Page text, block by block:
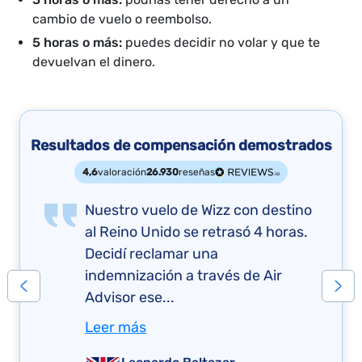
cambio de vuelo o reembolso.
5 horas o más: puedes decidir no volar y que te
devuelvan el dinero.
Resultados de compensación demostrados
4,6valoración26.930reseñas
Nuestro vuelo de Wizz con destino
al Reino Unido se retrasó 4 horas.
Decidí reclamar una
indemnización a través de Air
Advisor ese...
Leer más